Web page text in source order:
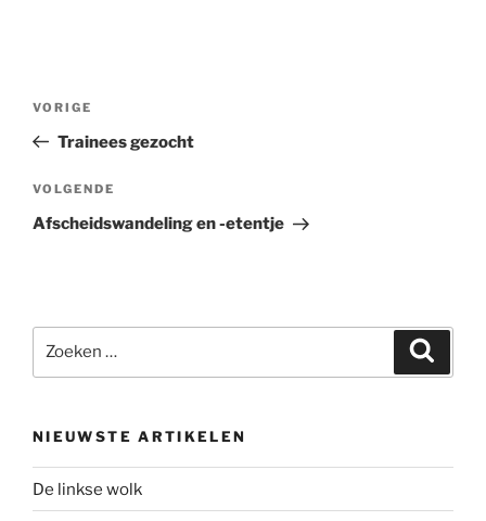
Vorig
bericht
VORIGE
Trainees gezocht
Volgend
bericht
VOLGENDE
Afscheidswandeling en -etentje
naar:
NIEUWSTE ARTIKELEN
De linkse wolk